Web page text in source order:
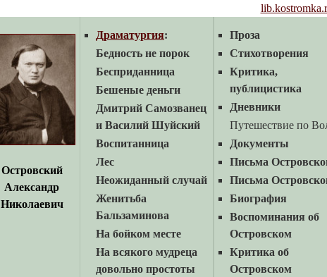
Островский
Александр
Николаевич
Драматургия:
Бедность не порок
Бесприданница
Бешеные деньги
Дмитрий Самозванец
и Василий Шуйский
Воспитанница
Лес
Неожиданный случай
Женитьба
Бальзаминова
На бойком месте
На всякого мудреца
довольно простоты
Проза
Стихотворения
Критика,
публицистика
Дневники
Путешествие по
Документы
Письма
Письма
Биография
Воспоминания об
Островском
Критика об
Островском